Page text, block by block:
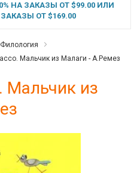
НА ЗАКАЗЫ ОТ $99.00 ИЛИ
ОТ $169.00
Филология
Мальчик из Малаги - А.Ремез
Мальчик из